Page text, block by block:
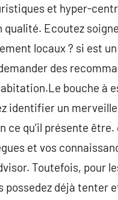
et hyper-
qualité. Ecoutez
locaux ? si est
des
bouche à
identifier un
ce qu’il présente
et vos
Toutefois, pour
possedez déjà